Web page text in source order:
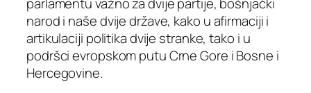
narod i naše dvije države, kako u afirmaciji i
artikulaciji politika dvije stranke, tako i u
podršci evropskom putu Crne Gore i Bosne i
Hercegovine.